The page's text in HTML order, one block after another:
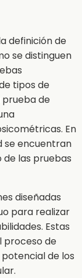
definición de
se distinguen
tipos de
prueba de
En
se encuentran
las pruebas
diseñadas
para realizar
Estas
proceso de
de los